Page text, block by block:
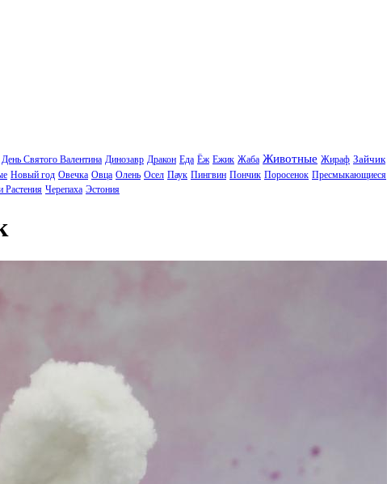
День Святого Валентина Динозавр Дракон Еда Ёж Ежик Жаба Животные Жираф Зайчик
Новый год Овечка Овца Олень Осел Паук Пингвин Пончик Поросенок Пресмыкающиеся
Растения Черепаха Эстония